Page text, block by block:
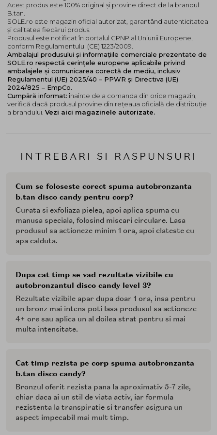
INTREBARI SI RASPUNSURI
Cum se foloseste corect spuma autobronzanta
b.tan disco candy pentru corp?
Curata si exfoliaza pielea, apoi aplica spuma cu
manusa speciala, folosind miscari circulare. Lasa
produsul sa actioneze minim 1 ora, apoi clateste cu
apa calduta.
Dupa cat timp se vad rezultate vizibile cu
autobronzantul disco candy level 3?
Rezultate vizibile apar dupa doar 1 ora, insa pentru
un bronz mai intens poti lasa produsul sa actioneze
4+ ore sau aplica un al doilea strat pentru si mai
multa intensitate.
Cat timp rezista pe corp spuma autobronzanta
b.tan disco candy?
Bronzul oferit rezista pana la aproximativ 5-7 zile,
chiar daca ai un stil de viata activ, iar formula
rezistenta la transpiratie si transfer asigura un
aspect impecabil mai mult timp.
Acest produs este 100% original și provine direct de la brandul
B.tan.
SOLE.ro este magazin oficial autorizat, garantând autenticitatea
și calitatea fiecărui produs.
Produsul este notificat în portalul CPNP al Uniunii Europene,
conform Regulamentului (CE) 1223/2009.
Ambalajul produsului și informațiile comerciale prezentate de
SOLE.ro respectă cerințele europene aplicabile privind
ambalajele și comunicarea corectă de mediu, inclusiv
Regulamentul (UE) 2025/40 – PPWR și Directiva (UE)
2024/825 – EmpCo.
Cumpără informat: înainte de a comanda din orice magazin,
verifică dacă produsul provine din rețeaua oficială de distribuție
a brandului. Vezi aici magazinele autorizate.